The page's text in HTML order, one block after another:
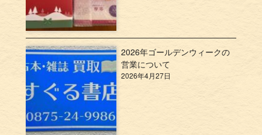
2026年ゴールデンウィークの
営業について
2026年4月27日